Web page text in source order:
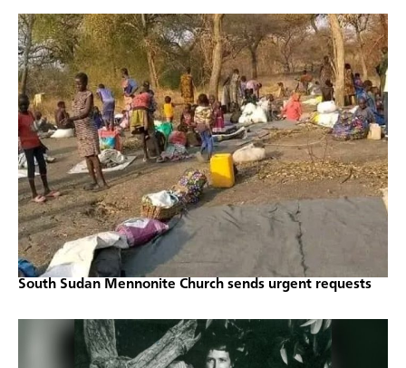
South Sudan Mennonite Church sends urgent requests